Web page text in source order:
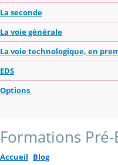
La seconde
La voie générale
La voie technologique, en
EDS
Options
Formations Pré-
Accueil Blog